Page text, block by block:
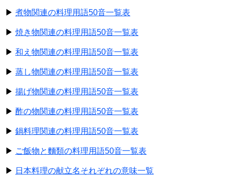
▶ 煮物関連の料理用語50音一覧表
▶ 焼き物関連の料理用語50音一覧表
▶ 和え物関連の料理用語50音一覧表
▶ 蒸し物関連の料理用語50音一覧表
▶ 揚げ物関連の料理用語50音一覧表
▶ 酢の物関連の料理用語50音一覧表
▶ 鍋料理関連の料理用語50音一覧表
▶ ご飯物と麵類の料理用語50音一覧表
▶ 日本料理の献立名それぞれの意味一覧